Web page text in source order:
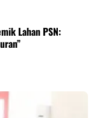
Lahan PSN: